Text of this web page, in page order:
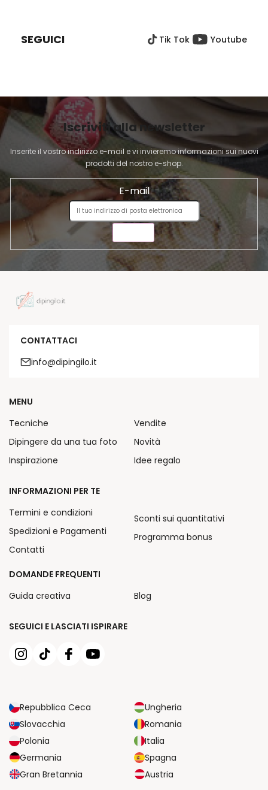
'
e
l
e
n
c
o
G
N
SEGUICI Tik Tok Youtube
Iscriviti alla newsletter
Inserite il vostro indirizzo e-mail e vi invieremo informazioni sui nuovi
prodotti del nostro e-shop.
E-mail
CONTATTACI
info@dipingilo.it
SEGUICI E LASCIATI ISPIRARE
Repubblica Ceca
Ungheria
Slovacchia
Romania
Polonia
Italia
Germania
Spagna
Gran Bretannia
Austria
MENU
Tecniche
Dipingere da una tua foto
Inspirazione
Vendite
Novità
Idee regalo
INFORMAZIONI PER TE
Termini e condizioni
Spedizioni e Pagamenti
Contatti
Sconti sui quantitativi
Programma bonus
DOMANDE FREQUENTI
Guida creativa
Blog